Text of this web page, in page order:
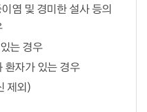
염 및 경미한 설사 등의
는 경우
환자가 있는 경우
제외)